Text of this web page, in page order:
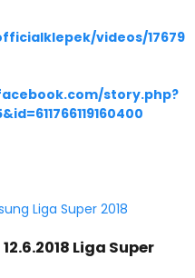
videos/17679
story.php?
Liga Super 2018
Liga Super